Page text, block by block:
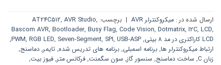
ارسال شده در : میکروکنترلر AVR | برچسب: AT24C512, AVR Studio,
Bascom AVR, Bootloader, Busy Flag, Code Vision, Dotmatrix, I2C, LCD,
LCD کاراکتری در مد 8 بیتی
,
PWM, RGB LED, Seven-Segment, SPI, USB-ASP
,
ارتباط میکروکنترلر ها, برنامه اسمبلی, برنامه های تدریس شده, تایمر, دماسنج,
زبان C
, ساخت دماسنج, سنسور گاز, سون سگمنت, فرکانس متر, فیوز بیت,